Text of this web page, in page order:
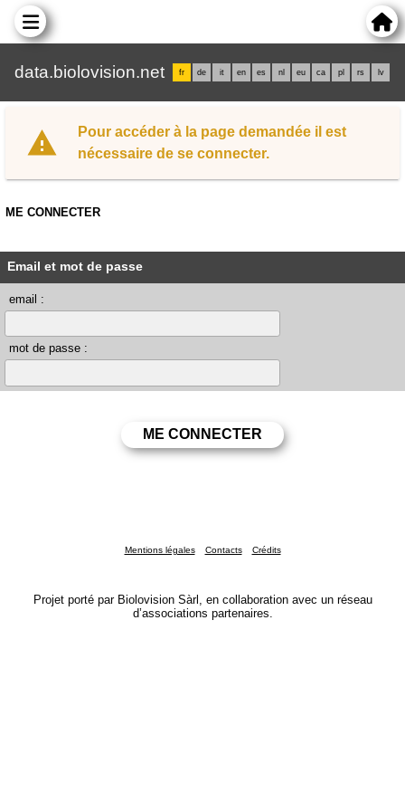
data.biolovision.net fr de it en es nl eu ca pl rs lv
Pour accéder à la page demandée il est
nécessaire de se connecter.
ME CONNECTER
Email et mot de passe
email :
mot de passe :
Mentions légales Contacts Crédits
Projet porté par Biolovision Sàrl, en collaboration avec un réseau
d’associations partenaires.